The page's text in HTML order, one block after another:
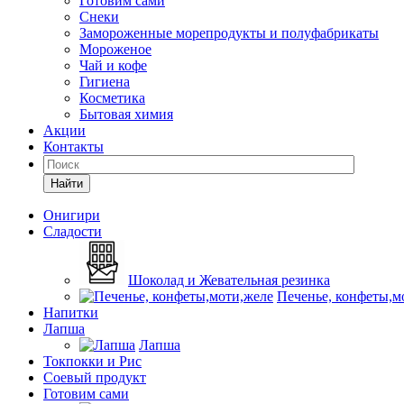
Снеки
Замороженные морепродукты и полуфабрикаты
Мороженое
Чай и кофе
Гигиена
Косметика
Бытовая химия
Акции
Контакты
Найти
Онигири
Сладости
Шоколад и Жевательная резинка
Печенье,
Напитки
Лапша
Лапша
Токпокки и Рис
Соевый продукт
Готовим сами